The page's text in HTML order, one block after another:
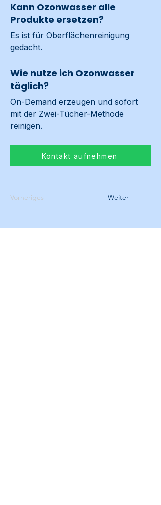
Kann Ozonwasser alle
Produkte ersetzen?
Es ist für Oberflächenreinigung
gedacht.
Wie nutze ich Ozonwasser
täglich?
On-Demand erzeugen und sofort
mit der Zwei-Tücher-Methode
reinigen.
Kontakt aufnehmen
Vorheriges Weiter